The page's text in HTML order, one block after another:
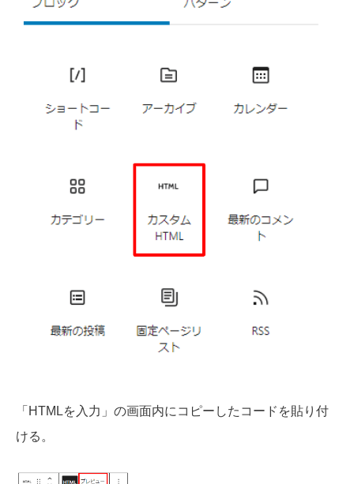
「HTMLを入力」の画面内にコピーしたコードを貼り付
ける。